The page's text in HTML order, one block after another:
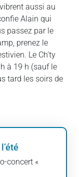
aussi au
Alain qui
passez par le
prenez le
Le Ch’ty
à 19 h (sauf le
tard les soirs de
concert «